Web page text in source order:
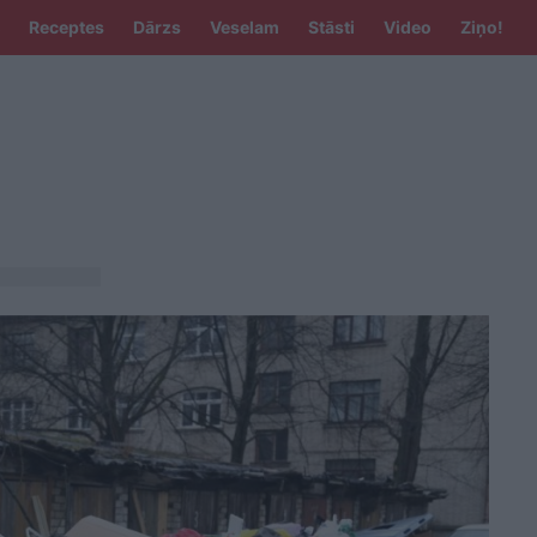
Receptes Dārzs Veselam Stāsti Video Ziņo!